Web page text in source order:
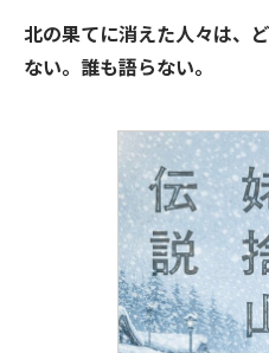
北の果てに消えた人々は、
ない。誰も語らない。